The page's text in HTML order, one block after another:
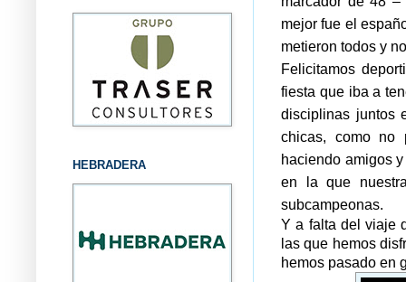
mejor fue el
metieron todos y
Felicitamos
fiesta que iba a
disciplinas juntos
chicas, como no
haciendo amigos
en la que
subcampeonas.
Y a falta del viaje
las que hemos
hemos pasado en
HEBRADERA